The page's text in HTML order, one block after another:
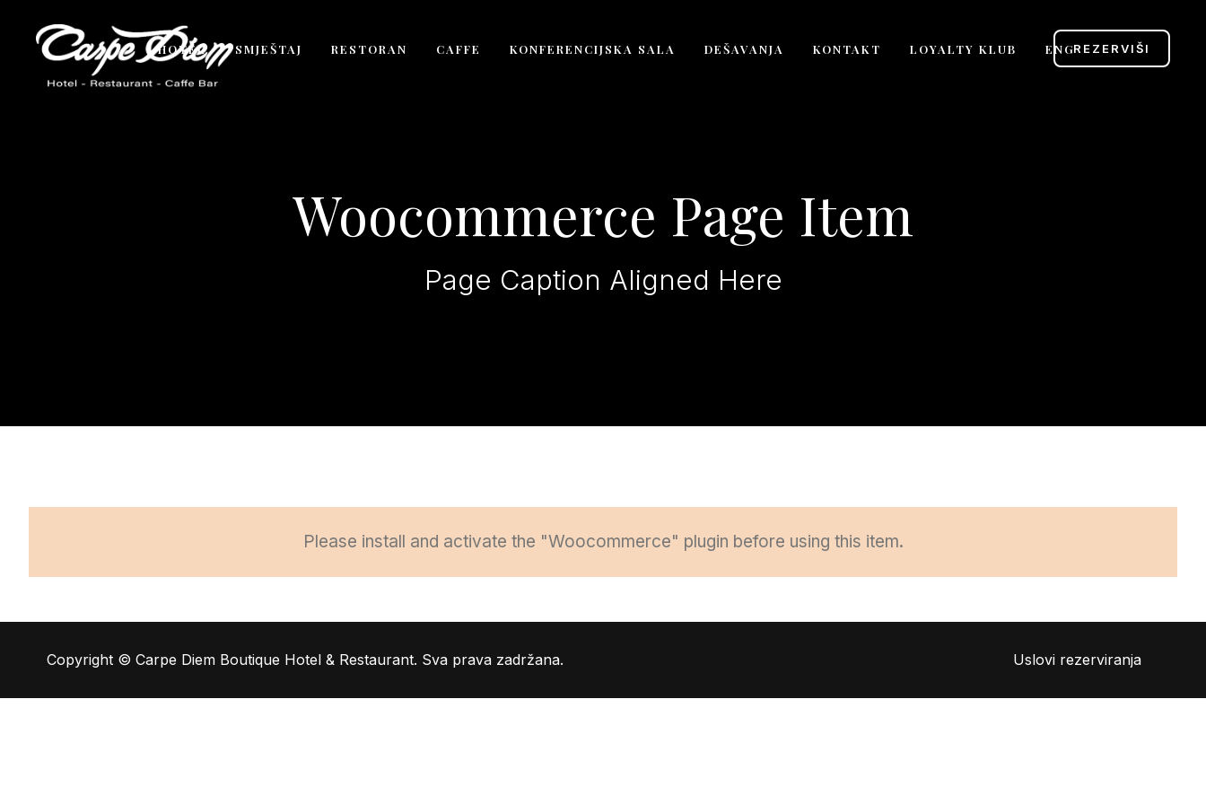
HOTEL SMJEŠTAJ RESTORAN CAFFE KONFERENCIJSKA SALA DEŠAVANJA KONTAKT LOYALTY KLUB ENGREZERVIŠI
Woocommerce Page Item
Page Caption Aligned Here
Please install and activate the "Woocommerce" plugin before using this item.
Copyright © Carpe Diem Boutique Hotel & Restaurant. Sva prava zadržana. Uslovi rezerviranja